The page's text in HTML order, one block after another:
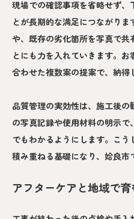
現場での確認事項を省略せず、
とが長期的な満足につながり
や、既存の劣化箇所を写真で共
とにも力を入れていきます。
合わせた複数案の提案で、納得
品質管理の実効性は、施工後
の写真記録や使用材料の明示
でもわかるようにします。こ
積み重ねる基礎になり、姶良市
アフターケアと地域で